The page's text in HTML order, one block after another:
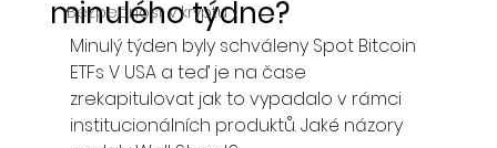
Bezpečnost v kryptu
minulého týdne?
Minulý týden byly schváleny Spot Bitcoin
ETFs V USA a teď je na čase
zrekapitulovat jak to vypadalo v rámci
institucionálních produktů. Jaké názory